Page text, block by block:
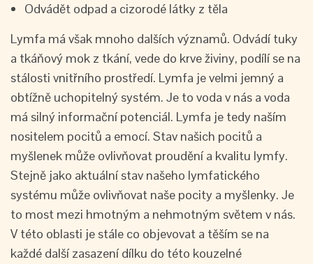
Odvádět odpad a cizorodé látky z těla
Lymfa má však mnoho dalších významů. Odvádí tuky
a tkáňový mok z tkání, vede do krve živiny, podílí se na
stálosti vnitřního prostředí. Lymfa je velmi jemný a
obtížně uchopitelný systém. Je to voda v nás a voda
má silný informační potenciál. Lymfa je tedy naším
nositelem pocitů a emocí. Stav našich pocitů a
myšlenek může ovlivňovat proudění a kvalitu lymfy.
Stejně jako aktuální stav našeho lymfatického
systému může ovlivňovat naše pocity a myšlenky. Je
to most mezi hmotným a nehmotným světem v nás.
V této oblasti je stále co objevovat a těším se na
každé další zasazení dílku do této kouzelné